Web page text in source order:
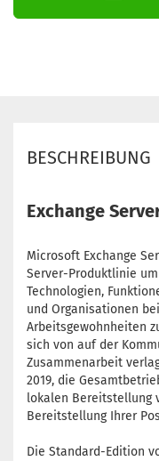
BESCHREIBUNG
Exchange
Microsoft Exchange
Server-Produktlinie
Technologien,
und Organisationen
Arbeitsgewohnheiten
sich von auf der
Zusammenarbeit
2019, die
lokalen Bereitstellung
Bereitstellung Ihrer
Die Standard-Edition